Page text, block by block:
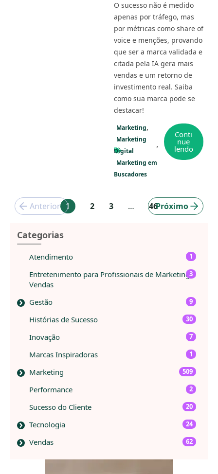
O sucesso não é medido
apenas por tráfego, mas
por métricas como share of
voice e menções, provando
que ser a marca validada e
citada pela IA gera mais
vendas e um retorno de
investimento real. Saiba
como sua marca pode se
destacar!
Marketing
Marketing
Digital
Marketing em
Buscadores
Conti
nue
lendo
Anterior 1 2 3 … 46Próximo
Categorias
Atendimento 1
Entretenimento para Profissionais de Marketing e
Vendas
3
Gestão 9
Histórias de Sucesso 30
Inovação 7
Marcas Inspiradoras 1
Marketing 509
Performance 2
Sucesso do Cliente 20
Tecnologia 24
Vendas 62